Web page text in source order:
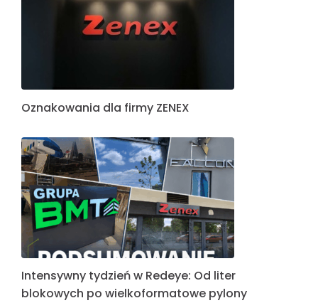
Oznakowania dla firmy ZENEX
Intensywny tydzień w Redeye: Od liter
blokowych po wielkoformatowe pylony